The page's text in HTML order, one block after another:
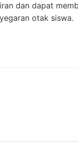
dan dapat
otak siswa.